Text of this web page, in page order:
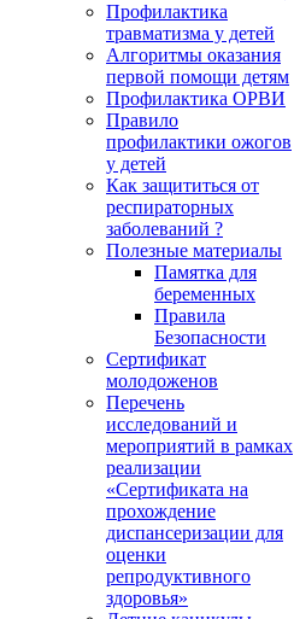
Профилактика
травматизма у детей
Алгоритмы оказания
первой помощи детям
Профилактика ОРВИ
Правило
профилактики ожогов
у детей
Как защититься от
респираторных
заболеваний ?
Полезные материалы
Памятка для
беременных
Правила
Безопасности
Сертификат
молодоженов
Перечень
исследований и
мероприятий в рамках
реализации
«Сертификата на
прохождение
диспансеризации для
оценки
репродуктивного
здоровья»